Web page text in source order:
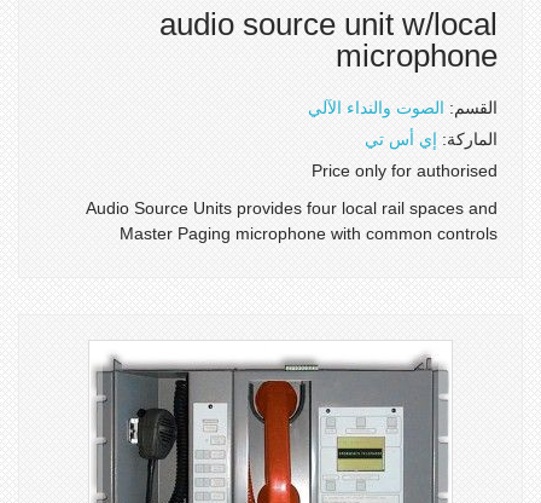
audio source unit w/local
microphone
القسم: الصوت والنداء الآلي
الماركة: إي أس تي
Price only for authorised
Audio Source Units provides four local rail spaces and
Master Paging microphone with common controls